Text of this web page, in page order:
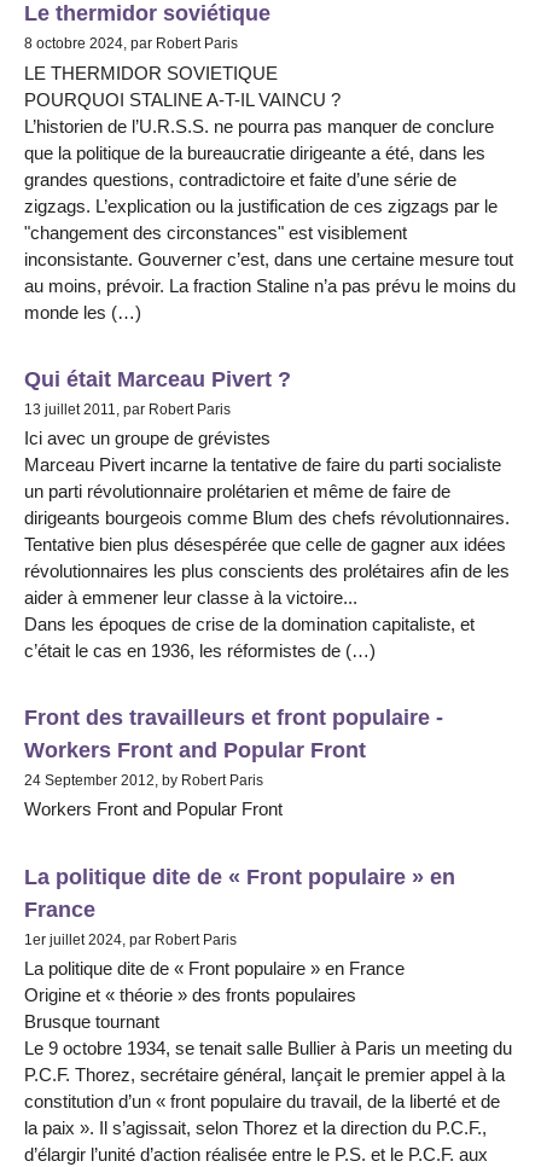
Le thermidor soviétique
8 octobre 2024, par Robert Paris
LE THERMIDOR SOVIETIQUE
POURQUOI STALINE A-T-IL VAINCU ?
L’historien de l’U.R.S.S. ne pourra pas manquer de conclure
que la politique de la bureaucratie dirigeante a été, dans les
grandes questions, contradictoire et faite d’une série de
zigzags. L’explication ou la justification de ces zigzags par le
"changement des circonstances" est visiblement
inconsistante. Gouverner c’est, dans une certaine mesure tout
au moins, prévoir. La fraction Staline n’a pas prévu le moins du
monde les (…)
Qui était Marceau Pivert ?
13 juillet 2011, par Robert Paris
Ici avec un groupe de grévistes
Marceau Pivert incarne la tentative de faire du parti socialiste
un parti révolutionnaire prolétarien et même de faire de
dirigeants bourgeois comme Blum des chefs révolutionnaires.
Tentative bien plus désespérée que celle de gagner aux idées
révolutionnaires les plus conscients des prolétaires afin de les
aider à emmener leur classe à la victoire...
Dans les époques de crise de la domination capitaliste, et
c’était le cas en 1936, les réformistes de (…)
Front des travailleurs et front populaire -
Workers Front and Popular Front
24 September 2012, by Robert Paris
Workers Front and Popular Front
La politique dite de « Front populaire » en
France
1er juillet 2024, par Robert Paris
La politique dite de « Front populaire » en France
Origine et « théorie » des fronts populaires
Brusque tournant
Le 9 octobre 1934, se tenait salle Bullier à Paris un meeting du
P.C.F. Thorez, secrétaire général, lançait le premier appel à la
constitution d’un « front populaire du travail, de la liberté et de
la paix ». Il s’agissait, selon Thorez et la direction du P.C.F.,
d’élargir l’unité d’action réalisée entre le P.S. et le P.C.F. aux